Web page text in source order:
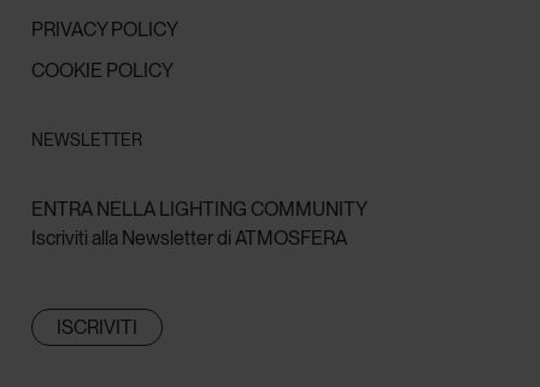
PRIVACY POLICY
COOKIE POLICY
NEWSLETTER
ENTRA NELLA LIGHTING COMMUNITY
Iscriviti alla Newsletter di ATMOSFERA
ISCRIVITI